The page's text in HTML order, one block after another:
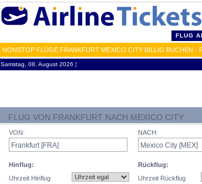
FLUG
NONSTOP FLÜGE FRANKFURT MEXICO CITY BILLIG BUCHEN -
Samstag, 08. August 2026 ¦
FLUG VON FRANKFURT NACH MEXICO CITY
VON:
Hinflug:
Uhrzeit Hinflug
NACH:
Rückflug:
Uhrzeit Rückflug